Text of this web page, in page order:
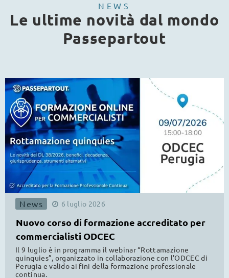
NEWS
Le ultime novità dal mondo
Passepartout
News 6 luglio 2026
Nuovo corso di formazione accreditato per
commercialisti ODCEC
Il 9 luglio è in programma il webinar “Rottamazione
quinquies”, organizzato in collaborazione con l’ODCEC di
Perugia e valido ai fini della formazione professionale
continua.